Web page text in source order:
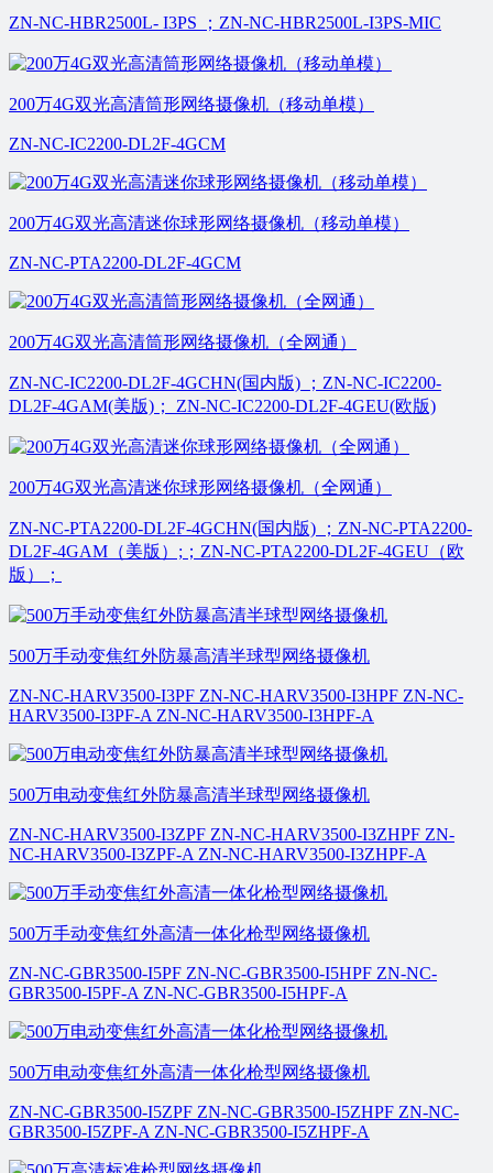
ZN-NC-HBR2500L- I3PS ；ZN-NC-HBR2500L-I3PS-MIC
200万4G双光高清筒形网络摄像机（移动单模）
ZN-NC-IC2200-DL2F-4GCM
200万4G双光高清迷你球形网络摄像机（移动单模）
ZN-NC-PTA2200-DL2F-4GCM
200万4G双光高清筒形网络摄像机（全网通）
ZN-NC-IC2200-DL2F-4GCHN(国内版) ；ZN-NC-IC2200-
DL2F-4GAM(美版)； ZN-NC-IC2200-DL2F-4GEU(欧版)
200万4G双光高清迷你球形网络摄像机（全网通）
ZN-NC-PTA2200-DL2F-4GCHN(国内版) ；ZN-NC-PTA2200-
DL2F-4GAM（美版）;；ZN-NC-PTA2200-DL2F-4GEU（欧
版）；
500万手动变焦红外防暴高清半球型网络摄像机
ZN-NC-HARV3500-I3PF ZN-NC-HARV3500-I3HPF ZN-NC-
HARV3500-I3PF-A ZN-NC-HARV3500-I3HPF-A
500万电动变焦红外防暴高清半球型网络摄像机
ZN-NC-HARV3500-I3ZPF ZN-NC-HARV3500-I3ZHPF ZN-
NC-HARV3500-I3ZPF-A ZN-NC-HARV3500-I3ZHPF-A
500万手动变焦红外高清一体化枪型网络摄像机
ZN-NC-GBR3500-I5PF ZN-NC-GBR3500-I5HPF ZN-NC-
GBR3500-I5PF-A ZN-NC-GBR3500-I5HPF-A
500万电动变焦红外高清一体化枪型网络摄像机
ZN-NC-GBR3500-I5ZPF ZN-NC-GBR3500-I5ZHPF ZN-NC-
GBR3500-I5ZPF-A ZN-NC-GBR3500-I5ZHPF-A